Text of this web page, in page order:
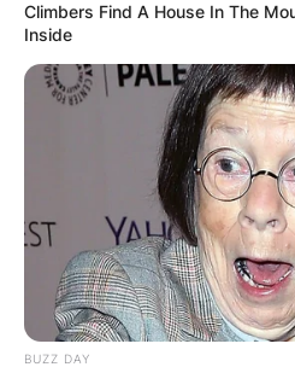
Climbers Find A House In The
Inside
BUZZ DAY